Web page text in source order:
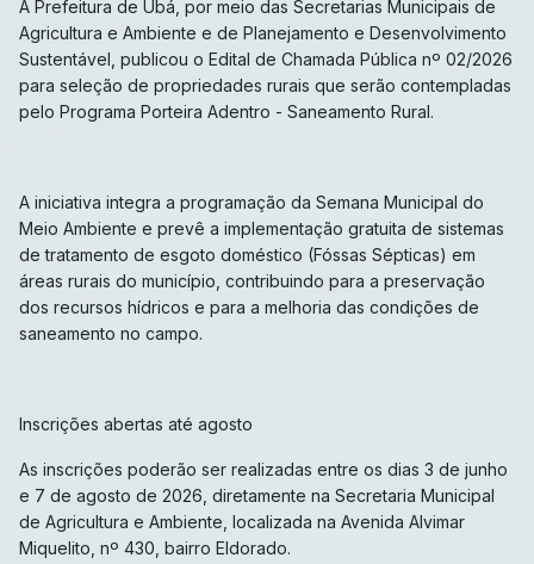
A Prefeitura de Ubá, por meio das Secretarias Municipais de
Agricultura e Ambiente e de Planejamento e Desenvolvimento
Sustentável, publicou o Edital de Chamada Pública nº 02/2026
para seleção de propriedades rurais que serão contempladas
pelo Programa Porteira Adentro - Saneamento Rural.
A iniciativa integra a programação da Semana Municipal do
Meio Ambiente e prevê a implementação gratuita de sistemas
de tratamento de esgoto doméstico (Fóssas Sépticas) em
áreas rurais do município, contribuindo para a preservação
dos recursos hídricos e para a melhoria das condições de
saneamento no campo.
Inscrições abertas até agosto
As inscrições poderão ser realizadas entre os dias 3 de junho
e 7 de agosto de 2026, diretamente na Secretaria Municipal
de Agricultura e Ambiente, localizada na Avenida Alvimar
Miquelito, nº 430, bairro Eldorado.